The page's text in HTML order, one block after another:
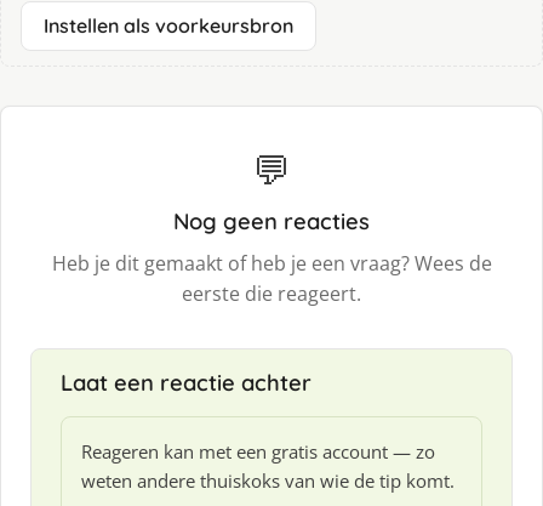
Instellen als voorkeursbron
💬
Nog geen reacties
Heb je dit gemaakt of heb je een vraag? Wees de
eerste die reageert.
Laat een reactie achter
Reageren kan met een gratis account — zo
weten andere thuiskoks van wie de tip komt.